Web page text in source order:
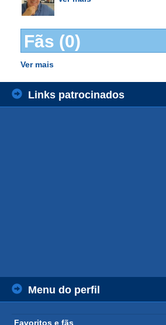
Fãs (0)
Ver mais
Links patrocinados
Menu do perfil
Favoritos e fãs